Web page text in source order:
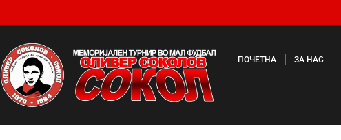
ПОЧЕТНА ЗА НАС